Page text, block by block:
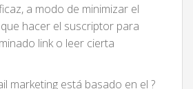
a modo de minimizar el
hacer el suscriptor para
link o leer cierta
marketing está basado en el ?